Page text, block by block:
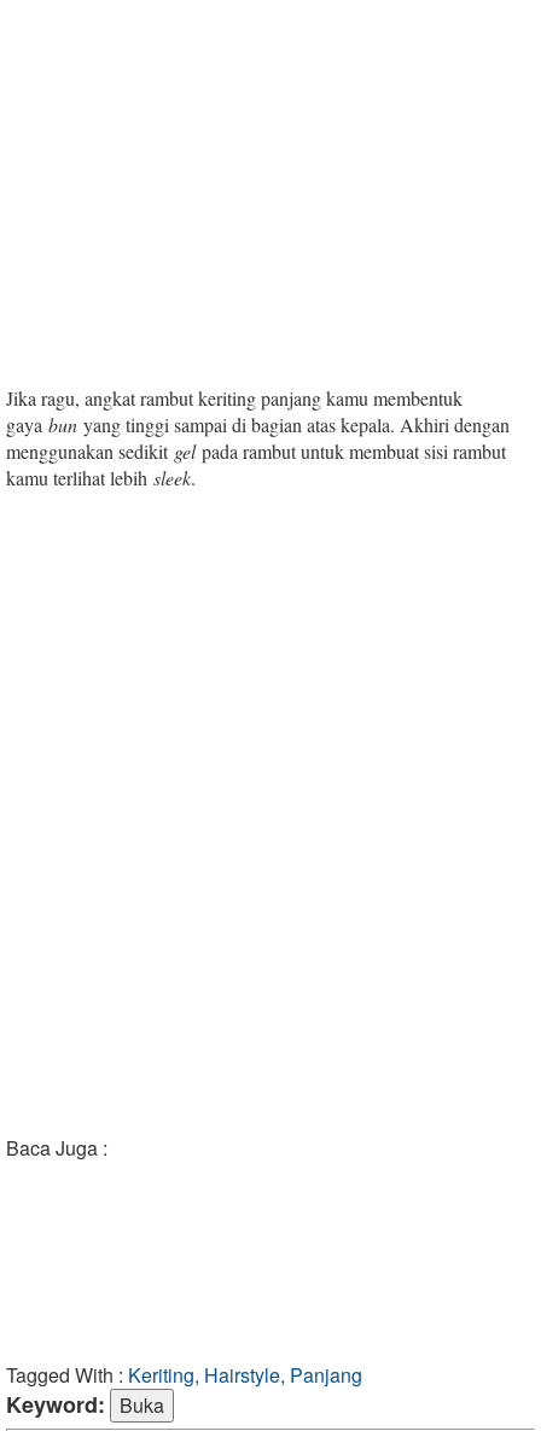
Jika ragu, angkat rambut keriting panjang kamu membentuk
gaya bun yang tinggi sampai di bagian atas kepala. Akhiri dengan
menggunakan sedikit gelpada rambut untuk membuat sisi rambut
kamu terlihat lebih sleek.
Baca Juga :
Tagged With : Keriting, Hairstyle, Panjang
Keyword: